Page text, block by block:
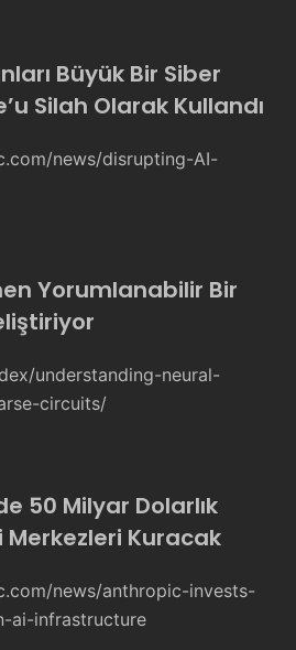
Büyük Bir Siber
Silah Olarak Kullandı
news/disrupting-AI-
Yorumlanabilir Bir
understanding-neural-
circuits/
50 Milyar Dolarlık
Kuracak
news/anthropic-invests-
ai-infrastructure